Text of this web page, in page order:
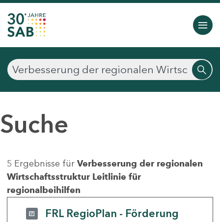
Suche
5 Ergebnisse für Verbesserung der regionalen
Wirtschaftsstruktur Leitlinie für
regionalbeihilfen
FRL RegioPlan - Förderung